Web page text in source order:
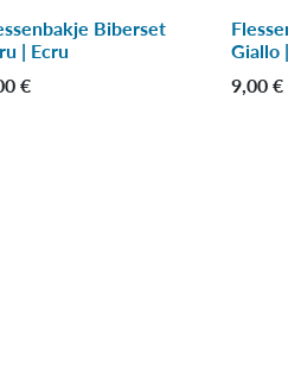
%
Biberset
| Ecru
€
-50
Giallo
9,00 €